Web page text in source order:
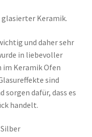
glasierter Keramik.
und daher sehr
in liebevoller
Keramik Ofen
sind
sorgen dafür, dass es
handelt.